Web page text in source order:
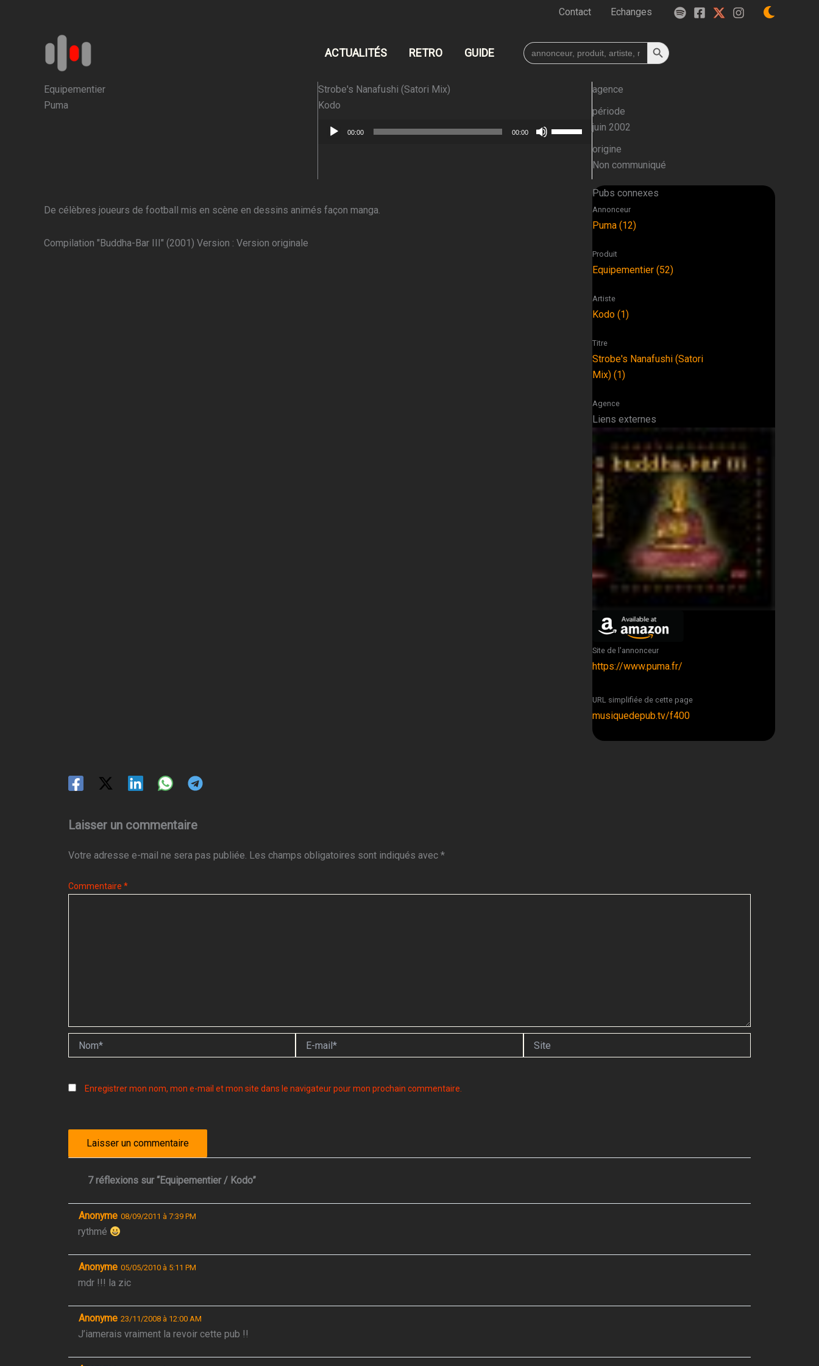
Contact Echanges
ACTUALITÉS RETRO GUIDE
Search
for:
Search Button
Equipementier
Puma
Strobe's Nanafushi (Satori Mix)
Kodo
Lecteur 00:00 00:00
augmenter
agence
période
juin 2002
origine
Non communiqué
De célèbres joueurs de football mis en scène en dessins animés façon manga.
Compilation "Buddha-Bar III" (2001) Version : Version originale
Pubs connexes
Annonceur
Puma (12)
Produit
Equipementier (52)
Artiste
Kodo (1)
Titre
Strobe's Nanafushi (Satori
Mix) (1)
Agence
Liens externes
Site de l'annonceur
https://www.puma.fr/
URL simplifiée de cette page
musiquedepub.tv/f400
Laisser un commentaire
Votre adresse e-mail ne sera pas publiée. Les champs obligatoires sont indiqués avec *
Commentaire *
mail*
Enregistrer mon nom, mon e-mail et mon site dans le navigateur pour mon prochain commentaire.
7 réflexions sur “Equipementier / Kodo”
Anonyme 08/09/2011 à 7:39 PM
rythmé
Anonyme 05/05/2010 à 5:11 PM
mdr !!! la zic
Anonyme 23/11/2008 à 12:00 AM
J’iamerais vraiment la revoir cette pub !!